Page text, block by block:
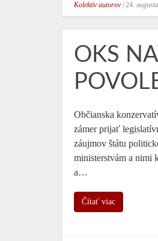
Kolektív autorov| 24.
OKS
Občianska
zámer prijať
záujmov štátu
ministerstvám a nimi
a…
Čítať viac